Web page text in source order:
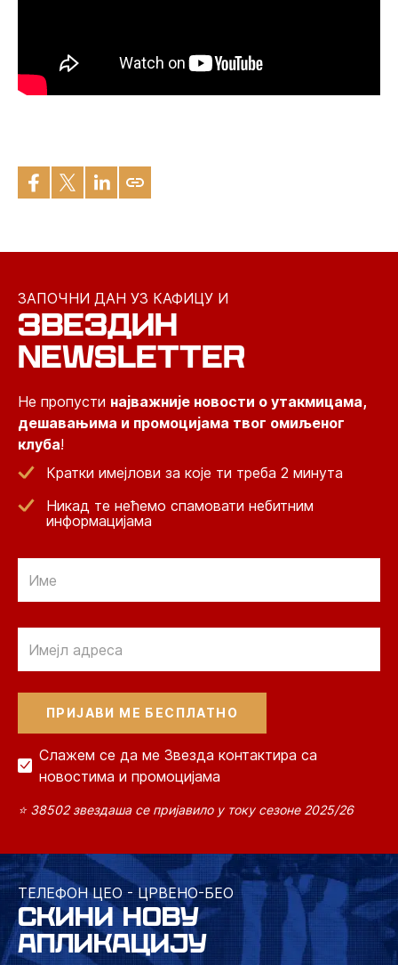
ЗАПОЧНИ ДАН УЗ КАФИЦУ И
ЗВЕЗДИН
NEWSLETTER
Не пропусти најважније новости о утакмицама,
дешавањима и промоцијама твог омиљеног
клуба!
Кратки имејлови за које ти треба 2 минута
Никад те нећемо спамовати небитним
информацијама
Слажем се да ме Звезда контактира са
новостима и промоцијама
⭐ 38502 звездаша се пријавило у току сезоне 2025/26
ТЕЛЕФОН ЦЕО - ЦРВЕНО-БЕО
СКИНИ НОВУ
АПЛИКАЦИЈУ